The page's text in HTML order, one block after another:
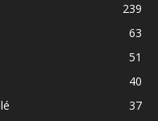
239
63
51
40
37